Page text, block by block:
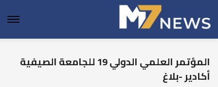
المؤتمر العلمي الدولي 19 للجامعة الصيفية
أكادير -بلاغ